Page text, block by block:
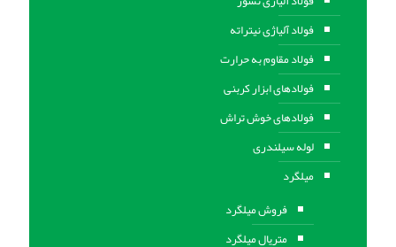
فولاد آلیاژی نیتراته
فولاد مقاوم به حرارت
فولادهای ابزار کربنی
فولادهای خوش تراش
لوله سیلندری
میلگرد
فروش میلگرد
متریال میلگرد